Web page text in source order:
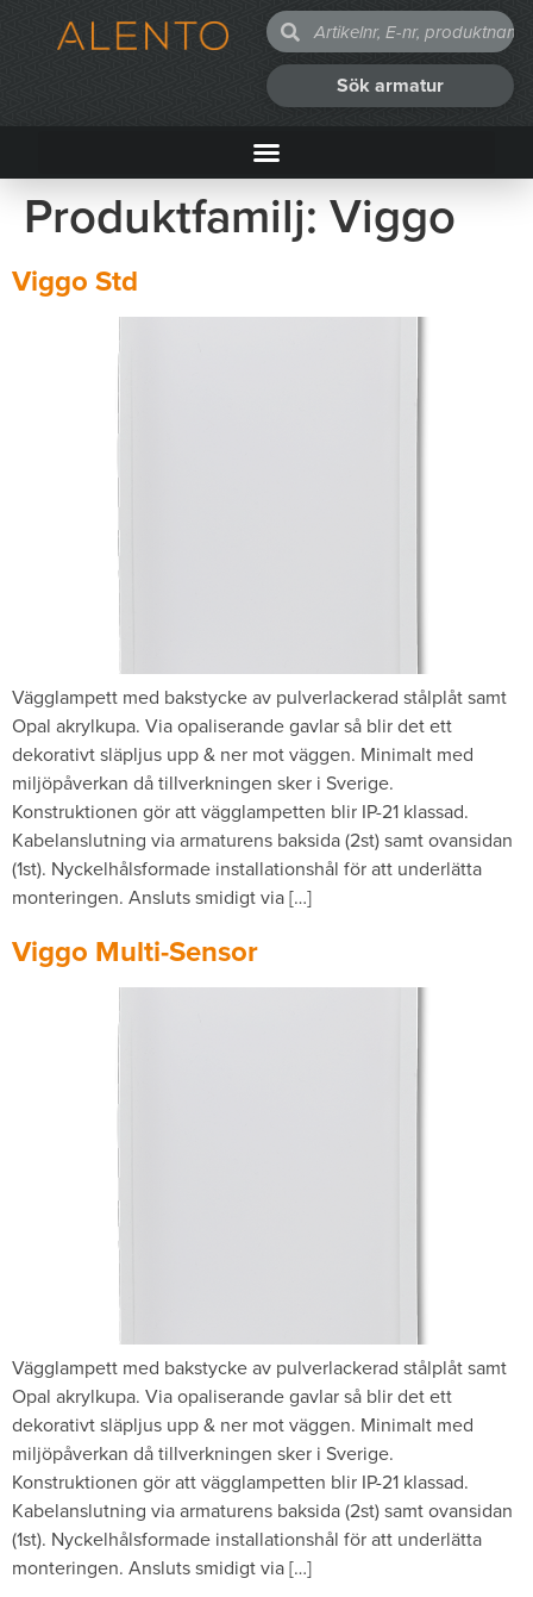
Sök armatur
Produktfamilj:Viggo
Viggo Std
Vägglampett med bakstycke av pulverlackerad stålplåt samt
Opal akrylkupa. Via opaliserande gavlar så blir det ett
dekorativt släpljus upp & ner mot väggen. Minimalt med
miljöpåverkan då tillverkningen sker i Sverige.
Konstruktionen gör att vägglampetten blir IP-21 klassad.
Kabelanslutning via armaturens baksida (2st) samt ovansidan
(1st). Nyckelhålsformade installationshål för att underlätta
monteringen. Ansluts smidigt via […]
Viggo Multi-Sensor
Vägglampett med bakstycke av pulverlackerad stålplåt samt
Opal akrylkupa. Via opaliserande gavlar så blir det ett
dekorativt släpljus upp & ner mot väggen. Minimalt med
miljöpåverkan då tillverkningen sker i Sverige.
Konstruktionen gör att vägglampetten blir IP-21 klassad.
Kabelanslutning via armaturens baksida (2st) samt ovansidan
(1st). Nyckelhålsformade installationshål för att underlätta
monteringen. Ansluts smidigt via […]